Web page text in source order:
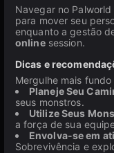
Navegar no
para mover seu
enquanto a gestão
onlinesession.
Dicas e
Mergulhe mais
Planeje Seu
seus monstros.
Utilize Seus
a força de sua
Envolva-se em
Sobrevivência e